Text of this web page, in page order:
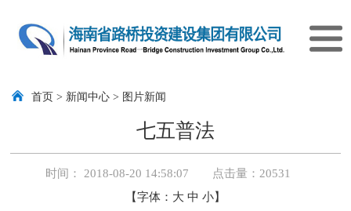
首页 > 新闻中心 > 图片新闻
七五普法
时间： 2018-08-20 14:58:07 点击量： 20531
【字体： 大 中 小】